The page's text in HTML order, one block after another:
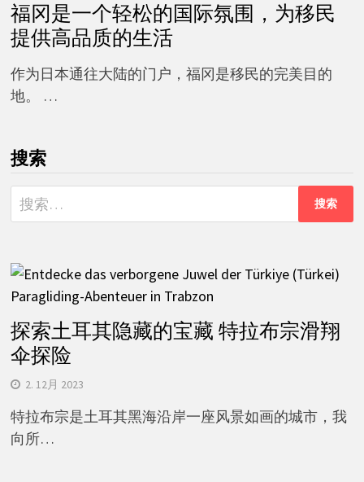
福冈是一个轻松的国际氛围，为移民
提供高品质的生活
作为日本通往大陆的门户，福冈是移民的完美目的
地。 …
搜索
搜
索：
探索土耳其隐藏的宝藏 特拉布宗滑翔
伞探险
2. 12月 2023
特拉布宗是土耳其黑海沿岸一座风景如画的城市，我
向所…